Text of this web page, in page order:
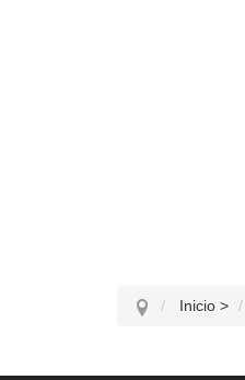
Inicio >